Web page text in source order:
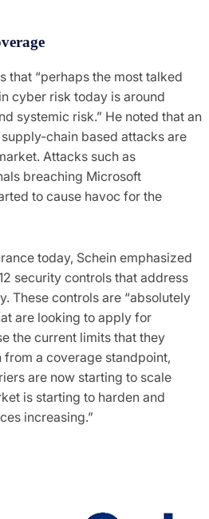
that “perhaps the most talked
cyber risk today is around
systemic risk.” He noted that an
chain based attacks are
Attacks such as
breaching Microsoft
to cause havoc for the
today, Schein emphasized
security controls that address
These controls are “absolutely
are looking to apply for
the current limits that they
a coverage standpoint,
are now starting to scale
is starting to harden and
increasing.”